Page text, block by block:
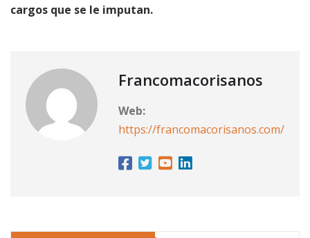
cargos que se le imputan.
Francomacorisanos
Web:
https://francomacorisanos.com/